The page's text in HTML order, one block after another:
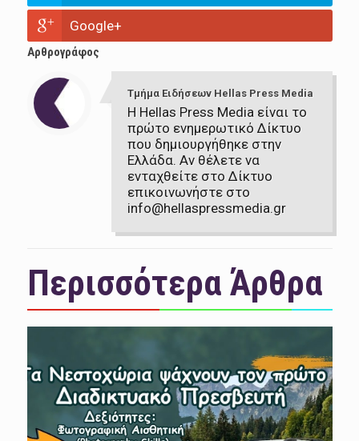
Google+
Αρθρογράφος
Τμήμα Ειδήσεων Hellas Press Media
Η Hellas Press Media είναι το
πρώτο ενημερωτικό Δίκτυο
που δημιουργήθηκε στην
Ελλάδα. Αν θέλετε να
ενταχθείτε στο Δίκτυο
επικοινωνήστε στο
info@hellaspressmedia.gr
Περισσότερα Άρθρα